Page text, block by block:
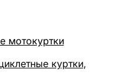
мотокуртки
куртки,